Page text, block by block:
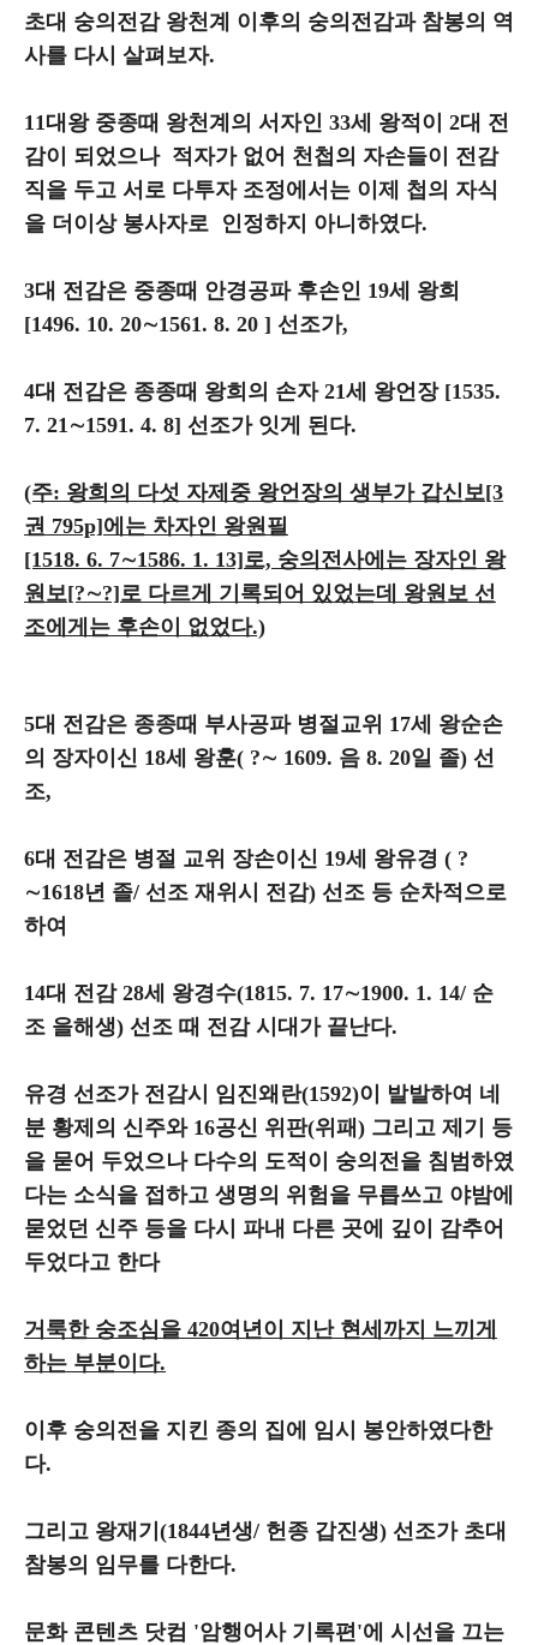
초대 숭의전감 왕천계 이후의 숭의전감과 참봉의 역
사를 다시 살펴보자.
11대왕 중종때 왕천계의 서자인 33세 왕적이 2대 전
감이 되었으나 적자가 없어 천첩의 자손들이 전감
직을 두고 서로 다투자 조정에서는 이제 첩의 자식
을 더이상 봉사자로 인정하지 아니하였다.
3대 전감은 중종때 안경공파 후손인 19세 왕희
[1496. 10. 20∼1561. 8. 20 ] 선조가,
4대 전감은 종종때 왕희의 손자 21세 왕언장 [1535.
7. 21∼1591. 4. 8] 선조가 잇게 된다.
(주: 왕희의 다섯 자제중 왕언장의 생부가 갑신보[3
권 795p]에는 차자인 왕원필
[1518. 6. 7∼1586. 1. 13]로, 숭의전사에는 장자인 왕
원보[?∼?]로 다르게 기록되어 있었는데 왕원보 선
조에게는 후손이 없었다.)
5대 전감은 종종때 부사공파 병절교위 17세 왕순손
의 장자이신 18세 왕훈( ?∼ 1609. 음 8. 20일 졸) 선
조,
6대 전감은 병절 교위 장손이신 19세 왕유경 ( ?
∼1618년 졸/ 선조 재위시 전감) 선조 등 순차적으로
하여
14대 전감 28세 왕경수(1815. 7. 17∼1900. 1. 14/ 순
조 을해생) 선조 때 전감 시대가 끝난다.
유경 선조가 전감시 임진왜란(1592)이 발발하여 네
분 황제의 신주와 16공신 위판(위패) 그리고 제기 등
을 묻어 두었으나 다수의 도적이 숭의전을 침범하였
다는 소식을 접하고 생명의 위험을 무릅쓰고 야밤에
묻었던 신주 등을 다시 파내 다른 곳에 깊이 감추어
두었다고 한다
거룩한 숭조심을 420여년이 지난 현세까지 느끼게
하는 부분이다.
이후 숭의전을 지킨 종의 집에 임시 봉안하였다한
다.
그리고 왕재기(1844년생/ 헌종 갑진생) 선조가 초대
참봉의 임무를 다한다.
문화 콘텐츠 닷컴 '암행어사 기록편'에 시선을 끄는